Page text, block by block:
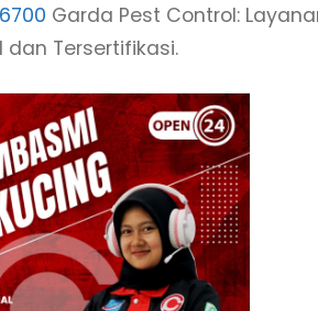
Garda Pest Control:
dan Tersertifikasi.